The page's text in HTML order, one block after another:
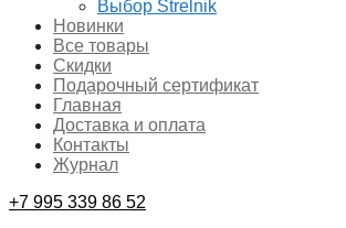
Выбор Strelnik
Новинки
Все товары
Скидки
Подарочный сертификат
Главная
Доставка и оплата
Контакты
Журнал
+7 995 339 86 52